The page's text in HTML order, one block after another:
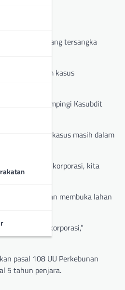
empat orang tersangka
dalam kasus
Juli 2024 didampingi Kasubdit
dan 27 kasus masih dalam
ataupun bagi korporasi, kita
yang ketahuan membuka lahan
ataupun korporasi,”
pasal 108 UU Perkebunan
5 tahun penjara.